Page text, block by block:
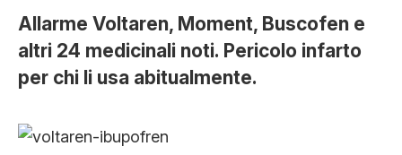
Allarme Voltaren, Moment, Buscofen e
altri 24 medicinali noti. Pericolo infarto
per chi li usa abitualmente.